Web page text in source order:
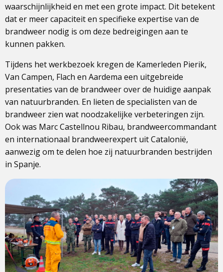
waarschijnlijkheid en met een grote impact. Dit betekent
dat er meer capaciteit en specifieke expertise van de
brandweer nodig is om deze bedreigingen aan te
kunnen pakken.
Tijdens het werkbezoek kregen de Kamerleden Pierik,
Van Campen, Flach en Aardema een uitgebreide
presentaties van de brandweer over de huidige aanpak
van natuurbranden. En lieten de specialisten van de
brandweer zien wat noodzakelijke verbeteringen zijn.
Ook was Marc Castellnou Ribau, brandweercommandant
en internationaal brandweerexpert uit Catalonië,
aanwezig om te delen hoe zij natuurbranden bestrijden
in Spanje.